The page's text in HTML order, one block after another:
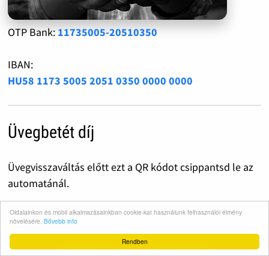
Rendben
Oldalainkon és mobil alkalmazásainkban cookie-kat használunk felhasználói élmény
növelésére. Bővebb info
OTP Bank: 11735005-20510350
IBAN:
HU58 1173 5005 2051 0350 0000 0000
Üvegbetét díj
Üvegvisszaváltás előtt ezt a QR kódot csippantsd le az
automatánál.
A legapróbb 50 Forint is óriási segítség!